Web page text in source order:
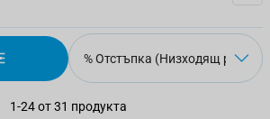
1-24от31 продукта